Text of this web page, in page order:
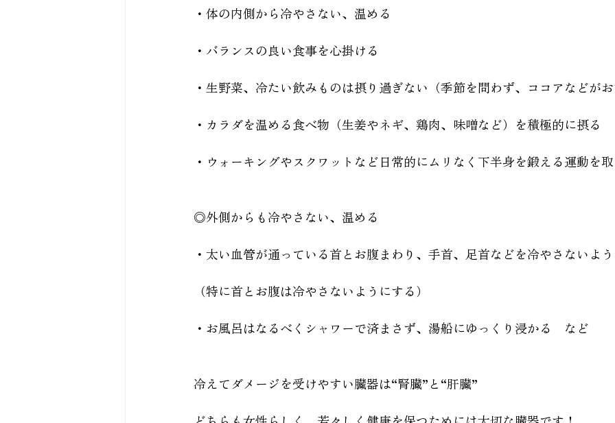
・体の内側から冷やさない、温める
・バランスの良い食事を心掛ける
・生野菜、冷たい飲みものは摂り過ぎない（季節を問わず、ココアなどが
・カラダを温める食べ物（生姜やネギ、鶏肉、味噌など）を積極的に摂る
・ウォーキングやスクワットなど日常的にムリなく下半身を鍛える運動を
◎外側からも冷やさない、温める
・太い血管が通っている首とお腹まわり、手首、足首などを冷やさないよ
（特に首とお腹は冷やさないようにする）
・お風呂はなるべくシャワーで済まさず、湯船にゆっくり浸かる　など
冷えてダメージを受けやすい臓器は“腎臓”と“肝臓”